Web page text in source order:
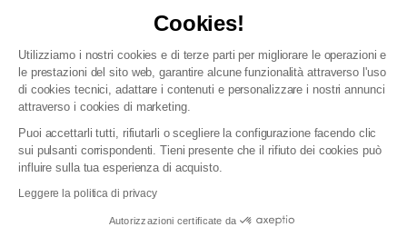
Cookies!
Utilizziamo i nostri cookies e di terze parti per migliorare le operazioni e
le prestazioni del sito web, garantire alcune funzionalità attraverso l'uso
di cookies tecnici, adattare i contenuti e personalizzare i nostri annunci
attraverso i cookies di marketing.
Puoi accettarli tutti, rifiutarli o scegliere la configurazione facendo clic
sui pulsanti corrispondenti. Tieni presente che il rifiuto dei cookies può
influire sulla tua esperienza di acquisto.
Leggere la politica di privacy
Autorizzazioni certificate da
Condizioni generali vendita
Politica di gestione dei dati personali e dei cookie
Condizioni generali di vendita per clienti professionali
Dichiarazione di accessibilità